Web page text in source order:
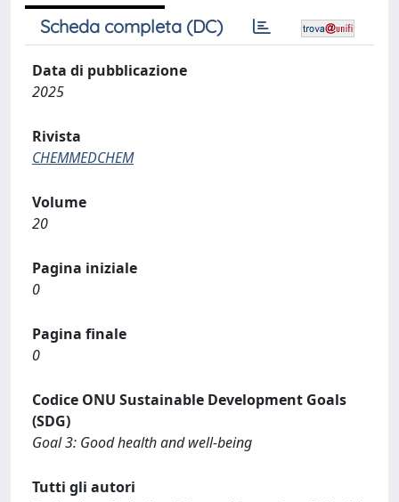
Scheda completa (DC)
Data di pubblicazione
2025
Rivista
CHEMMEDCHEM
Volume
20
Pagina iniziale
0
Pagina finale
0
Codice ONU Sustainable Development Goals
(SDG)
Goal 3: Good health and well-being
Tutti gli autori